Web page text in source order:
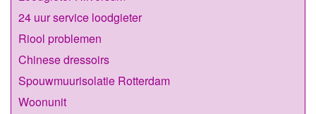
24 uur service loodgieter
Riool problemen
Chinese dressoirs
Spouwmuurisolatie Rotterdam
Woonunit